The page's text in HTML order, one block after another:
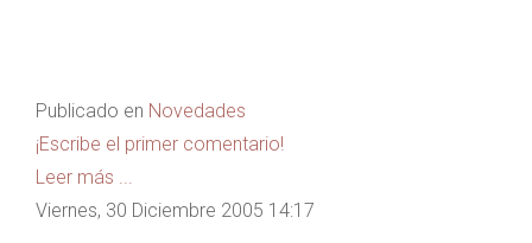
Publicado en Novedades
¡Escribe el primer comentario!
Leer más ...
Viernes, 30 Diciembre 2005 14:17